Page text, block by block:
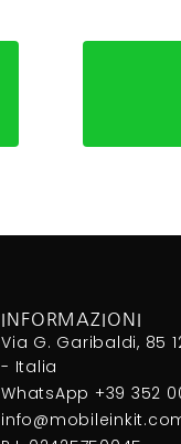
INFORMAZIONI
Via G. Garibaldi, 85
- Italia
WhatsApp +39 352